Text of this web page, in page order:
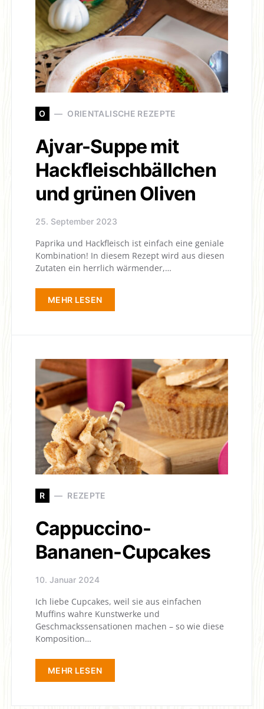
O ORIENTALISCHE REZEPTE
Ajvar-Suppe mit
Hackfleischbällchen
und grünen Oliven
25. September 2023
Paprika und Hackfleisch ist einfach eine geniale
Kombination! In diesem Rezept wird aus diesen
Zutaten ein herrlich wärmender,…
MEHR LESEN
R REZEPTE
Cappuccino-
Bananen-Cupcakes
10. Januar 2024
Ich liebe Cupcakes, weil sie aus einfachen
Muffins wahre Kunstwerke und
Geschmackssensationen machen – so wie diese
Komposition…
MEHR LESEN